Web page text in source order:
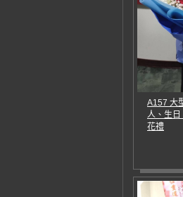
A157 大
人、生日
花禮